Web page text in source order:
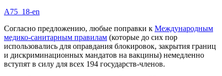
A75_18-en
Согласно предложению, любые поправки к Международным
медико-санитарным правилам (которые до сих пор
использовались для оправдания блокировок, закрытия границ
и дискриминационных мандатов на вакцины) немедленно
вступят в силу для всех 194 государств-членов.